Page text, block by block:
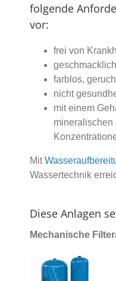
folgende
vor:
frei von
farblos,
nicht
mit einem
mineralischen
Mit
Wassertechnik
Diese Anlagen
Mechanische